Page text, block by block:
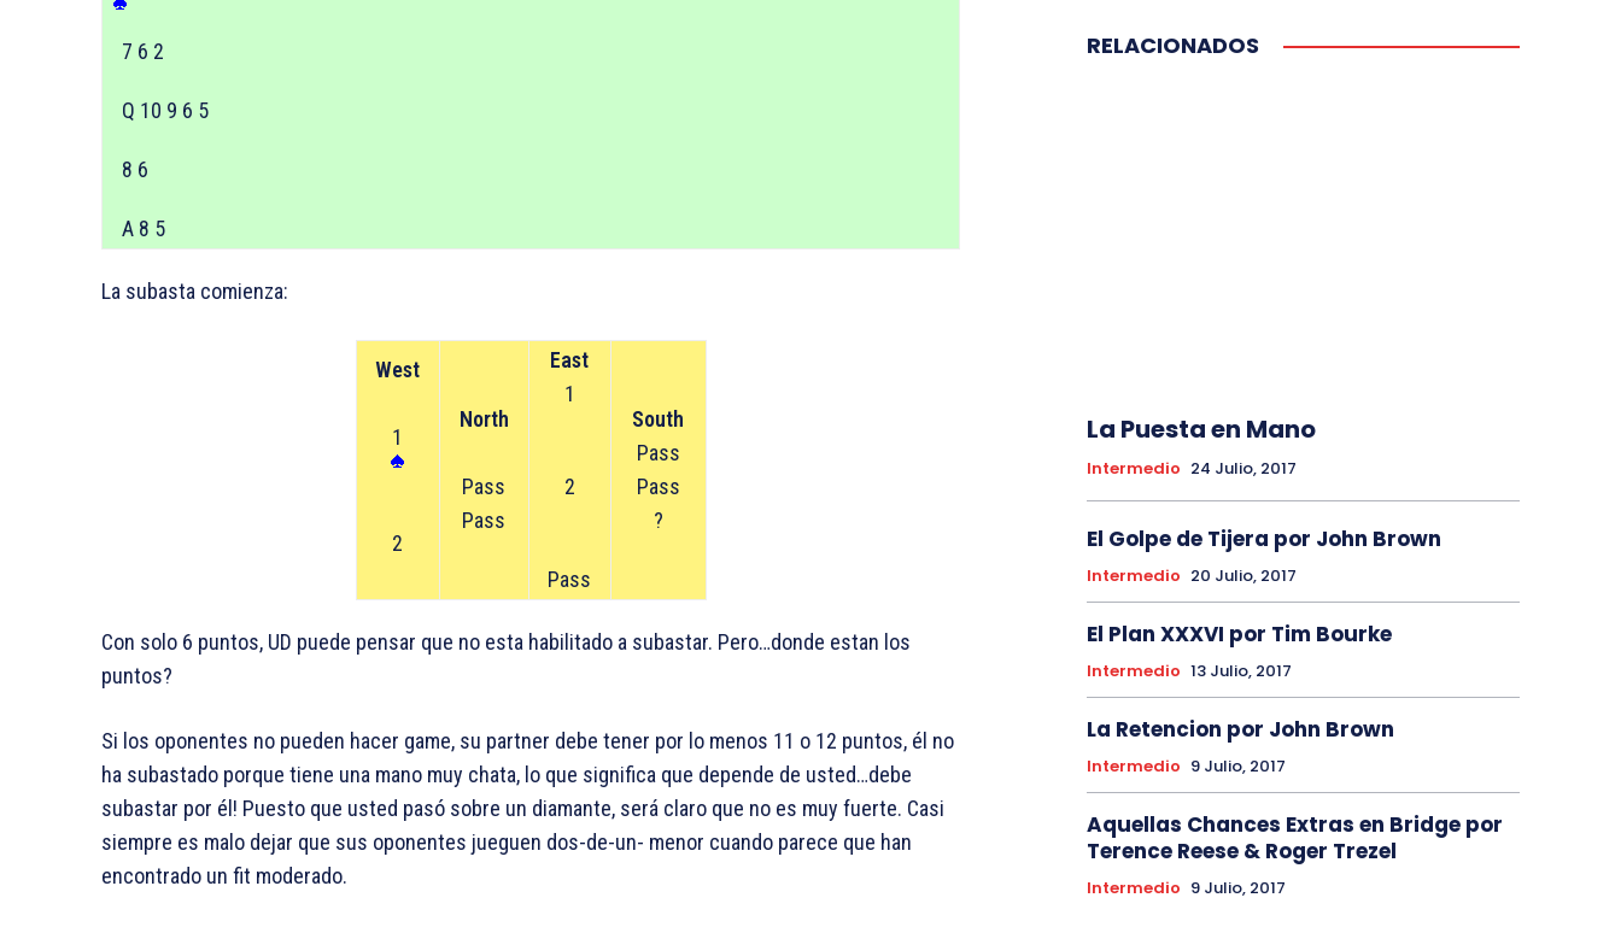
7 6 2
Q 10 9 6 5
8 6
A 8 5
La subasta comienza:
West
1
2
North
Pass
Pass
East
1
2
Pass
South
Pass
Pass
?
Con solo 6 puntos, UD puede pensar que no esta habilitado a subastar. Pero…donde estan los
puntos?
Si los oponentes no pueden hacer game, su partner debe tener por lo menos 11 o 12 puntos, él no
ha subastado porque tiene una mano muy chata, lo que significa que depende de usted…debe
subastar por él! Puesto que usted pasó sobre un diamante, será claro que no es muy fuerte. Casi
siempre es malo dejar que sus oponentes jueguen dos-de-un- menor cuando parece que han
encontrado un fit moderado.
RELACIONADOS
La Puesta en Mano
Intermedio 24 Julio, 2017
El Golpe de Tijera por John Brown
Intermedio 20 Julio, 2017
El Plan XXXVI por Tim Bourke
Intermedio 13 Julio, 2017
La Retencion por John Brown
Intermedio 9 Julio, 2017
Aquellas Chances Extras en Bridge por
Terence Reese & Roger Trezel
Intermedio 9 Julio, 2017